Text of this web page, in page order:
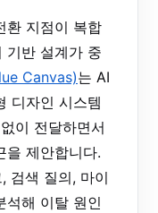
환 지점이 복합
기반 설계가 중
Canvas)는 AI
디자인 시스템
이 전달하면서
을 제안합니다.
검색 질의, 마이
석해 이탈 원인